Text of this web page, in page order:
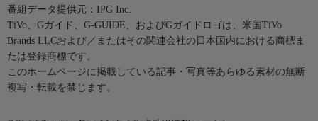
番組データ提供元：IPG Inc.
TiVo、Gガイド、G-GUIDE、およびGガイドロゴは、米国TiVo
Brands LLCおよび／またはその関連会社の日本国内における商標ま
たは登録商標です。
このホームページに掲載している記事・写真等あらゆる素材の無断
複写・転載を禁じます。